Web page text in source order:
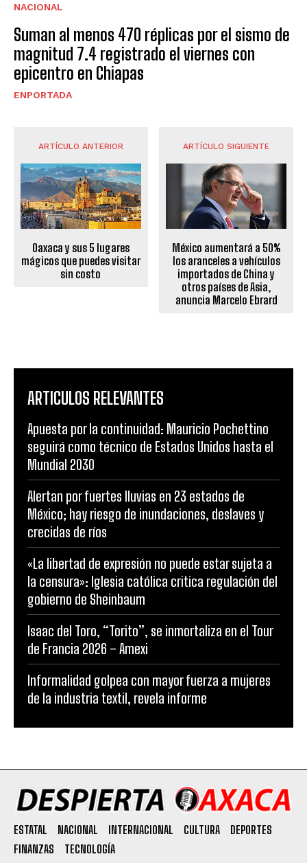
NACIONAL
Suman al menos 470 réplicas por el sismo de
magnitud 7.4 registrado el viernes con
epicentro en Chiapas
ENPORTADA
ARTÍCULO ANTERIOR
Oaxaca y sus 5 lugares
mágicos que puedes visitar
sin costo
ARTÍCULO SIGUIENTE
México aumentará a 50%
los aranceles a vehículos
importados de China y
otros países de Asia,
anuncia Marcelo Ebrard
ARTICULOS RELEVANTES
Apuesta por la continuidad: Mauricio Pochettino
seguirá como técnico de Estados Unidos hasta el
Mundial 2030
Alertan por fuertes lluvias en 23 estados de
México; hay riesgo de inundaciones, deslaves y
crecidas de ríos
«La libertad de expresión no puede estar sujeta a
la censura»: Iglesia católica critica regulación del
gobierno de Sheinbaum
Isaac del Toro, “Torito”, se inmortaliza en el Tour
de Francia 2026 – Amexi
Informalidad golpea con mayor fuerza a mujeres
de la industria textil, revela informe
ESTATAL NACIONAL INTERNACIONAL CULTURA
DEPORTES
FINANZAS
TECNOLOGÍA